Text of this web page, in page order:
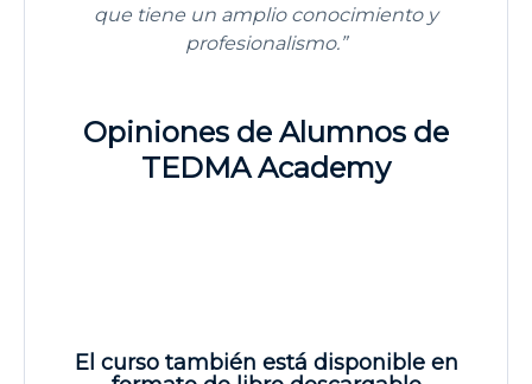
que tiene un amplio conocimiento y
profesionalismo.”
Opiniones de Alumnos de
TEDMA Academy
El curso también está disponible en